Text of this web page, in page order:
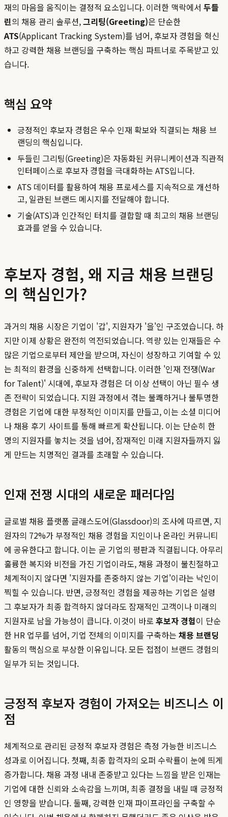
재의 마음을 움직이는 결정적 요소입니다. 이러한 맥락에서 두들
린의 채용 관리 솔루션,그리팅(Greeting)은 단순한
ATS(Applicant Tracking System)를 넘어, 후보자 경험을 혁신
하고 강력한 채용 브랜딩을 구축하는 핵심 파트너로 주목받고 있
습니다.
핵심 요약
긍정적인 후보자 경험은 우수 인재 확보와 직결되는 채용 브
랜딩의 핵심입니다.
두들린 그리팅(Greeting)은 자동화된 커뮤니케이션과 직관적
인터페이스로 후보자 경험을 극대화하는 ATS입니다.
ATS 데이터를 활용하여 채용 프로세스를 지속적으로 개선하
고, 일관된 브랜드 메시지를 전달해야 합니다.
기술(ATS)과 인간적인 터치를 결합할 때 최고의 채용 브랜딩
효과를 얻을 수 있습니다.
후보자 경험, 왜 지금 채용 브랜딩
의 핵심인가?
과거의 채용 시장은 기업이 '갑', 지원자가 '을'인 구조였습니다. 하
지만 이제 상황은 완전히 역전되었습니다. 역량 있는 인재들은 수
많은 기업으로부터 제안을 받으며, 자신이 성장하고 기여할 수 있
는 최적의 환경을 신중하게 선택합니다. 이러한 '인재 전쟁(War
for Talent)' 시대에, 후보자 경험은 더 이상 선택이 아닌 필수 생
존 전략이 되었습니다. 지원 과정에서 겪는 불쾌하거나 불투명한
경험은 기업에 대한 부정적인 이미지를 만들고, 이는 소셜 미디어
나 채용 후기 사이트를 통해 빠르게 확산됩니다. 이는 단순히 한
명의 지원자를 놓치는 것을 넘어, 잠재적인 미래 지원자들까지 잃
게 만드는 치명적인 결과를 초래할 수 있습니다.
인재 전쟁 시대의 새로운 패러다임
글로벌 채용 플랫폼 글래스도어(Glassdoor)의 조사에 따르면, 지
원자의 72%가 부정적인 채용 경험을 지인이나 온라인 커뮤니티
에 공유한다고 합니다. 이는 곧 기업의 평판과 직결됩니다. 아무리
훌륭한 복지와 비전을 가진 기업이라도, 채용 과정이 불친절하고
체계적이지 않다면 '지원자를 존중하지 않는 기업'이라는 낙인이
찍힐 수 있습니다. 반면, 긍정적인 경험을 제공하는 기업은 설령
그 후보자가 최종 합격하지 않더라도 잠재적인 고객이나 미래의
지원자로 남을 가능성이 큽니다. 이것이 바로 후보자 경험이 단순
한 HR 업무를 넘어, 기업 전체의 이미지를 구축하는 채용 브랜딩
활동의 핵심으로 부상한 이유입니다. 모든 접점이 브랜드 경험의
일부가 되는 것입니다.
긍정적 후보자 경험이 가져오는 비즈니스 이
점
체계적으로 관리된 긍정적 후보자 경험은 측정 가능한 비즈니스
성과로 이어집니다. 첫째, 최종 합격자의 오퍼 수락률이 눈에 띄게
증가합니다. 채용 과정 내내 존중받고 있다는 느낌을 받은 인재는
기업에 대한 신뢰와 소속감을 느끼며, 최종 결정을 내릴 때 긍정적
인 영향을 받습니다. 둘째, 강력한 인재 파이프라인을 구축할 수